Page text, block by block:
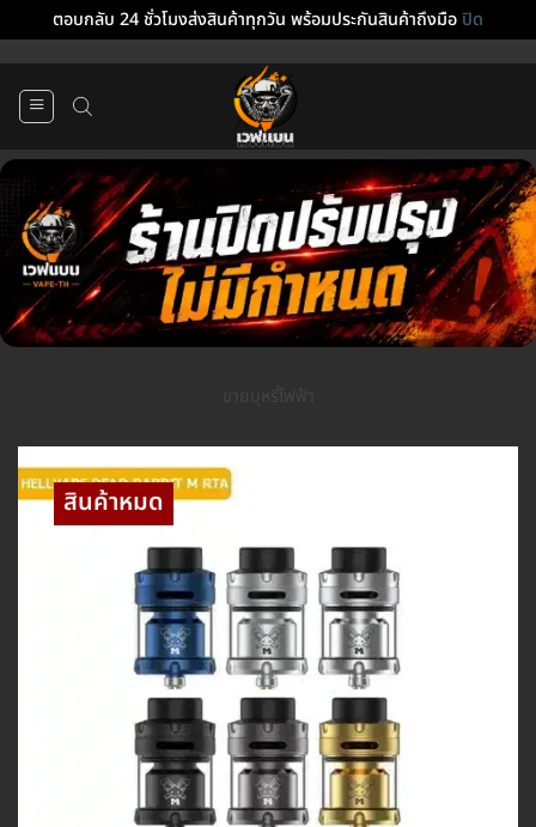
ตอบกลับ 24 ชั่วโมงส่งสินค้าทุกวัน พร้อมประกันสินค้าถึงมือปิด